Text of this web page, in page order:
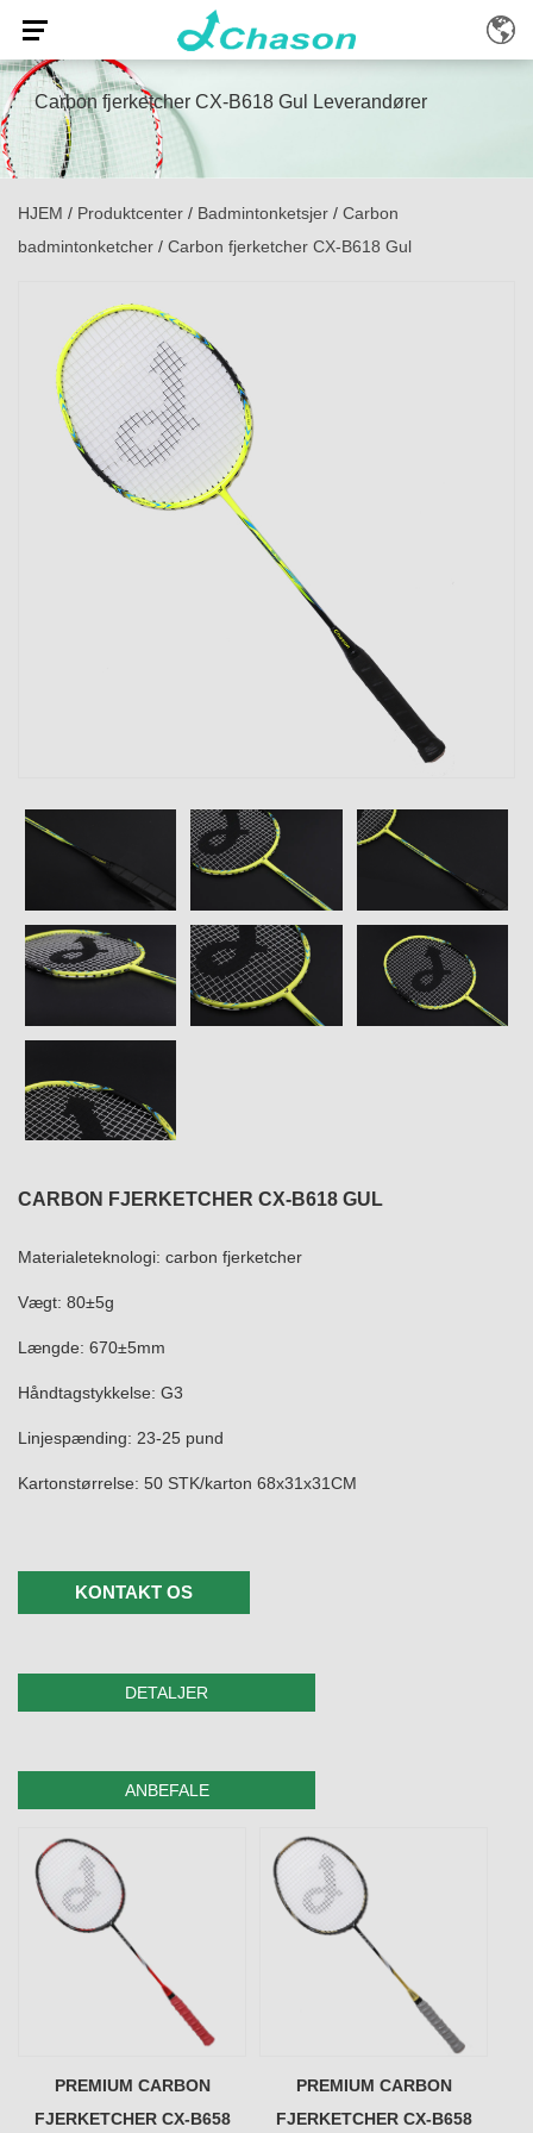
Carbon fjerketcher CX-B618 Gul Leverandører
HJEM / Produktcenter / Badmintonketsjer / Carbon
badmintonketcher / Carbon fjerketcher CX-B618 Gul
CARBON FJERKETCHER CX-B618 GUL
Materialeteknologi: carbon fjerketcher
Vægt: 80±5g
Længde: 670±5mm
Håndtagstykkelse: G3
Linjespænding: 23-25 ​​pund
Kartonstørrelse: 50 STK/karton 68x31x31CM
KONTAKT OS
DETALJER
ANBEFALE
PREMIUM CARBON
FJERKETCHER CX-B658
PREMIUM CARBON
FJERKETCHER CX-B658